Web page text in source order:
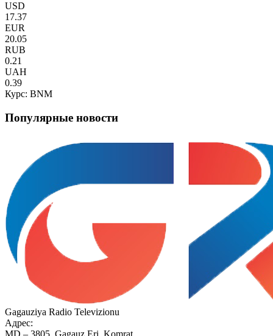
USD
17.37
EUR
20.05
RUB
0.21
UAH
0.39
Курс: BNM
Популярные новости
Gagauziya Radio Televizionu
Адрес:
MD – 3805, Gagauz Eri, Komrat,